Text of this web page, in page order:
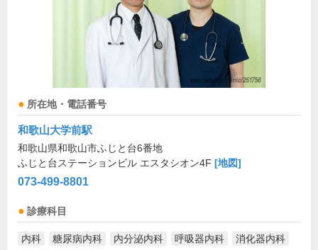
所在地・電話番号
和歌山大学前駅
和歌山県和歌山市ふじと台6番地
ふじと台ステーションビル エスタシオン4F [地図]
073-499-8801
診療科目
内科 糖尿病内科 内分泌内科 呼吸器内科
消化器内科